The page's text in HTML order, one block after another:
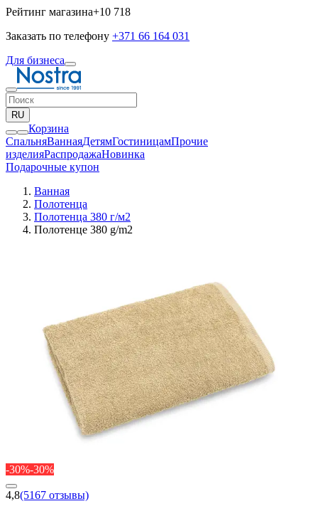
Рейтинг магазина+10 718
Заказать по телефону +371 66 164 031
Для бизнеса
RU
Корзина
СпальняВаннаяДетямГостиницамПрочие
изделияPаспродажаНовинка
Подарочные купон
Ванная
Полотенца
Полотенца 380 г/м2
Полотенце 380 g/m2
-30%-30%
4,8(5167 отзывы)